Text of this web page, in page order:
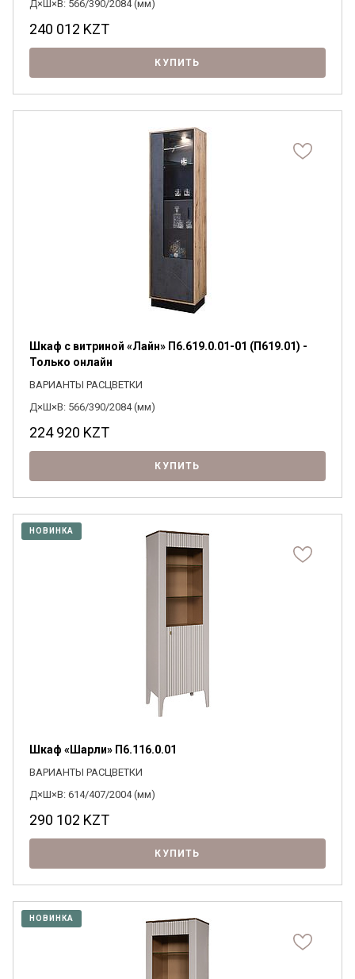
Д×Ш×В: 566/390/2084 (мм)
240 012 KZT
КУПИТЬ
Шкаф с витриной «Лайн» П6.619.0.01-01 (П619.01) -
Только онлайн
ВАРИАНТЫ РАСЦВЕТКИ
Д×Ш×В: 566/390/2084 (мм)
224 920 KZT
КУПИТЬ
НОВИНКА
Шкаф «Шарли» П6.116.0.01
ВАРИАНТЫ РАСЦВЕТКИ
Д×Ш×В: 614/407/2004 (мм)
290 102 KZT
КУПИТЬ
НОВИНКА